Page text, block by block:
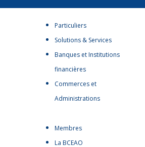
Menu
footer
Particuliers
Solutions & Services
Banques et Institutions
financières
Commerces et
Administrations
menuMembres
La BCEAO